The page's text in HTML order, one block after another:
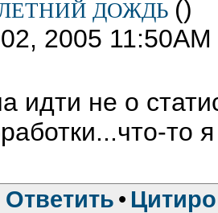
ДОЖДЬ ()
2005 11:50AM
идти не о
то
Ответить •